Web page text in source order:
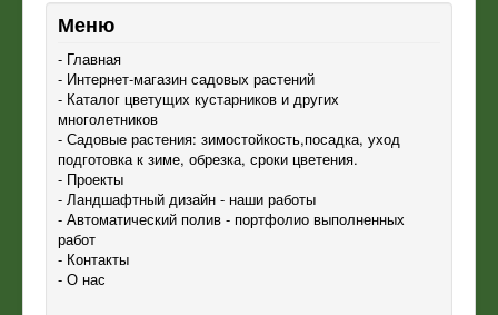
Меню
- Главная
- Интернет-магазин садовых растений
- Каталог цветущих кустарников и других
многолетников
- Садовые растения: зимостойкость,посадка, уход
подготовка к зиме, обрезка, сроки цветения.
- Проекты
- Ландшафтный дизайн - наши работы
- Автоматический полив - портфолио выполненных
работ
- Контакты
- О нас